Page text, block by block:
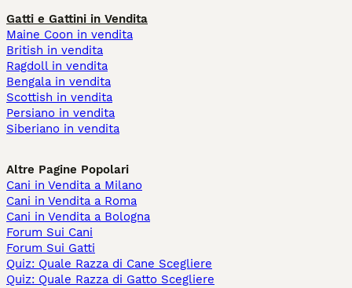
Gatti e Gattini in Vendita
Maine Coon in vendita
British in vendita
Ragdoll in vendita
Bengala in vendita
Scottish in vendita
Persiano in vendita
Siberiano in vendita
Altre Pagine Popolari
Cani in Vendita a Milano
Cani in Vendita a Roma
Cani in Vendita a Bologna
Forum Sui Cani
Forum Sui Gatti
Quiz: Quale Razza di Cane Scegliere
Quiz: Quale Razza di Gatto Scegliere